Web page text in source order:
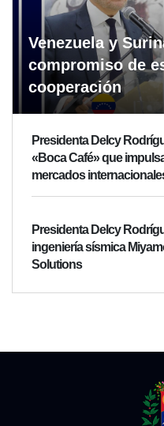
Venezuela y
compromiso de
cooperación
Presidenta Delcy
«Boca Café» que
mercados
Presidenta Delcy
ingeniería sísmica
Solutions